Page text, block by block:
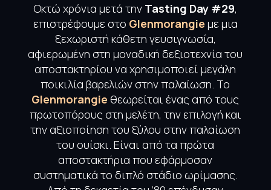
Οκτώ χρόνια μετά την Tasting Day #29,
επιστρέφουμε στο Glenmorangie με μια
ξεχωριστή κάθετη γευσιγνωσία,
αφιερωμένη στη μοναδική δεξιοτεχνία του
αποστακτηρίου να χρησιμοποιεί μεγάλη
ποικιλία βαρελιών στην παλαίωση. To
Glenmorangie θεωρείται ένας από τους
πρωτοπόρους στη μελέτη, την επιλογή και
την αξιοποίηση του ξύλου στην παλαίωση
του ουίσκι. Είναι από τα πρώτα
αποστακτήρια που εφάρμοσαν
συστηματικά το διπλό στάδιο ωρίμασης.